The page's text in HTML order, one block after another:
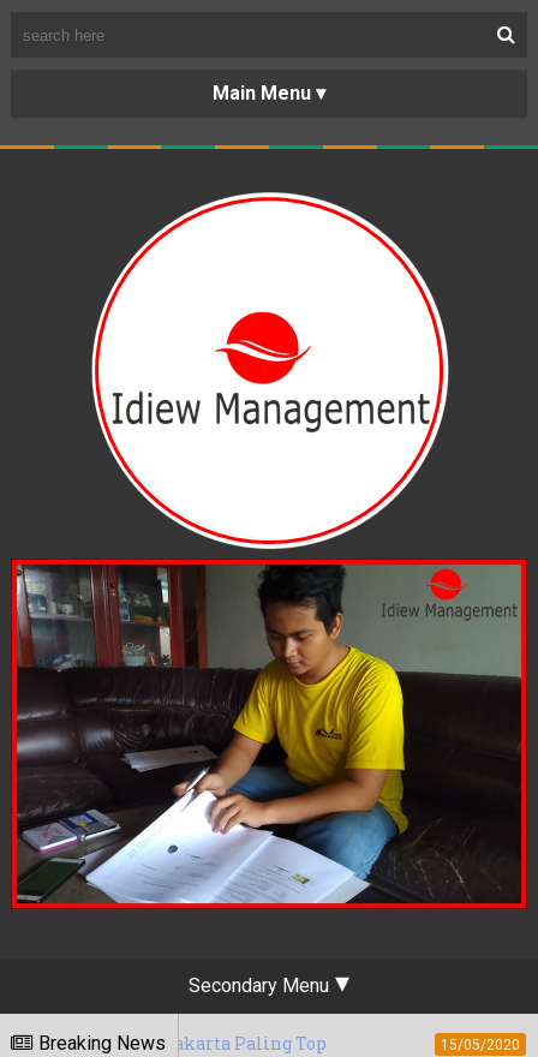
BERANDA
PORTOFOLIO
KARIR
KERJASAMA
LAYANAN
Secondary Menu
Breaking News
Paling Top 15/05/2020 Berapa Tarif